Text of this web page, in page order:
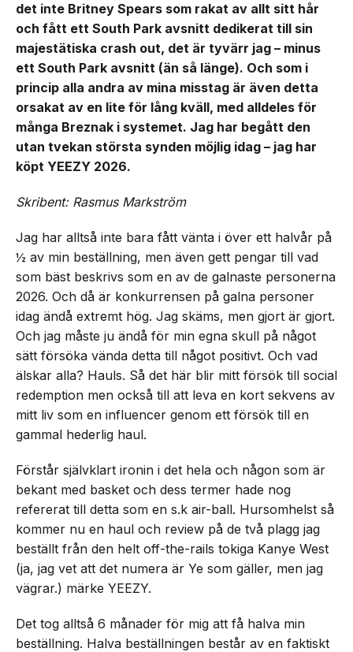
det inte Britney Spears som rakat av allt sitt hår
och fått ett South Park avsnitt dedikerat till sin
majestätiska crash out, det är tyvärr jag – minus
ett South Park avsnitt (än så länge). Och som i
princip alla andra av mina misstag är även detta
orsakat av en lite för lång kväll, med alldeles för
många Breznak i systemet. Jag har begått den
utan tvekan största synden möjlig idag – jag har
köpt YEEZY 2026.
Skribent: Rasmus Markström
Jag har alltså inte bara fått vänta i över ett halvår på
½ av min beställning, men även gett pengar till vad
som bäst beskrivs som en av de galnaste personerna
2026. Och då är konkurrensen på galna personer
idag ändå extremt hög. Jag skäms, men gjort är gjort.
Och jag måste ju ändå för min egna skull på något
sätt försöka vända detta till något positivt. Och vad
älskar alla? Hauls. Så det här blir mitt försök till social
redemption men också till att leva en kort sekvens av
mitt liv som en influencer genom ett försök till en
gammal hederlig haul.
Förstår självklart ironin i det hela och någon som är
bekant med basket och dess termer hade nog
refererat till detta som en s.k air-ball. Hursomhelst så
kommer nu en haul och review på de två plagg jag
beställt från den helt off-the-rails tokiga Kanye West
(ja, jag vet att det numera är Ye som gäller, men jag
vägrar.) märke YEEZY.
Det tog alltså 6 månader för mig att få halva min
beställning. Halva beställningen består av en faktiskt